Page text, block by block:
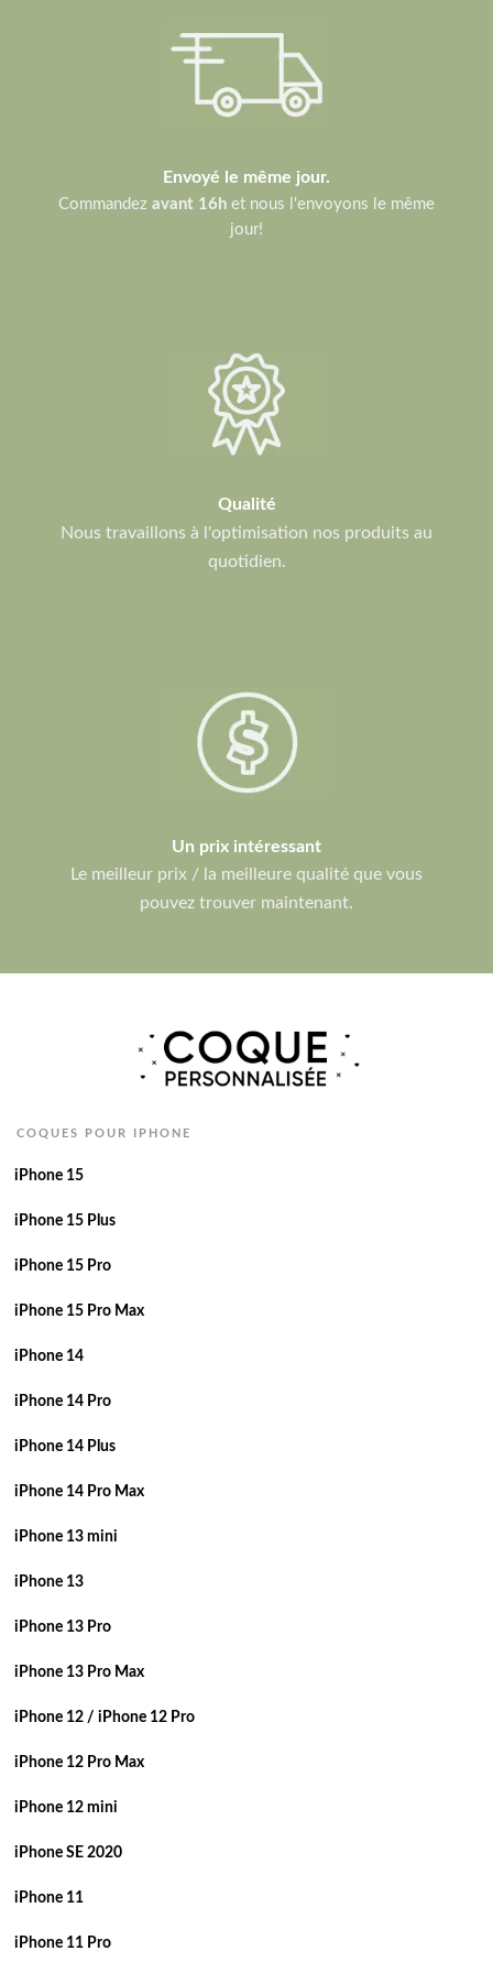
Envoyé le même jour.
Commandez avant 16h et nous l'envoyons le même
jour!
Qualité
Nous travaillons à l'optimisation nos produits au
quotidien.
Un prix intéressant
Le meilleur prix / la meilleure qualité que vous
pouvez trouver maintenant.
COQUES POUR IPHONE
iPhone 15
iPhone 15 Plus
iPhone 15 Pro
iPhone 15 Pro Max
iPhone 14
iPhone 14 Pro
iPhone 14 Plus
iPhone 14 Pro Max
iPhone 13 mini
iPhone 13
iPhone 13 Pro
iPhone 13 Pro Max
iPhone 12 / iPhone 12 Pro
iPhone 12 Pro Max
iPhone 12 mini
iPhone SE 2020
iPhone 11
iPhone 11 Pro